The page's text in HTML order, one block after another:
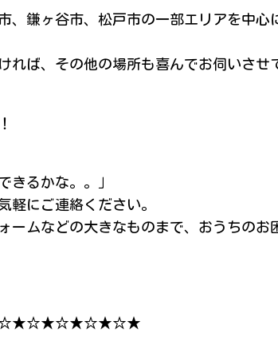
、鎌ヶ谷市、松戸市の一部エリアを中
れば、その他の場所も喜んでお伺いさせ
きるかな。。」
軽にご連絡ください。
ームなどの大きなものまで、おうちのお